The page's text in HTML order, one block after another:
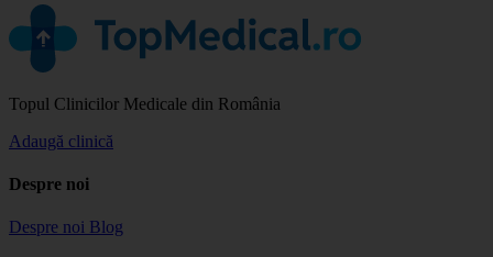
Topul Clinicilor Medicale din România
Adaugă clinică
Despre noi
Despre noi Blog